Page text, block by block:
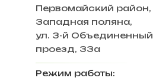
Первомайский район,
Западная поляна,
ул. 3-й Объединенный
проезд, 33а
Режим работы: